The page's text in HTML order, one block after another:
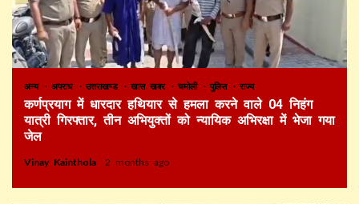
अन्य अपराध उत्तराखण्ड खास खबर चमोली पुलिस राज्य
कर्णप्रयाग में धारदार हथियार से हमला करने वाले 04 निहंग
यात्री गिरफ्तार, तीन अभियुक्तों को न्यायिक अभिरक्षा में भेजा गया
जेल
Vinay Kainthola 2 months ago